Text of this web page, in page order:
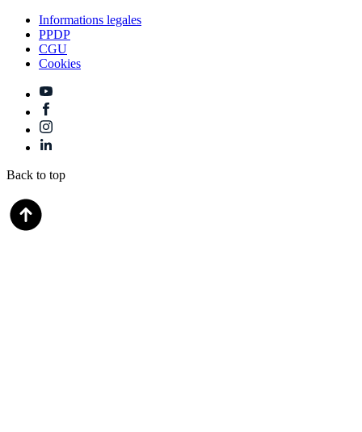
Informations legales
PPDP
CGU
Cookies
Back to top